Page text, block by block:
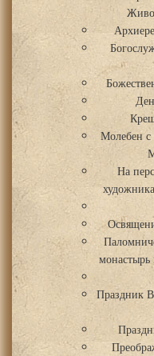
Молебен
На
Праздник